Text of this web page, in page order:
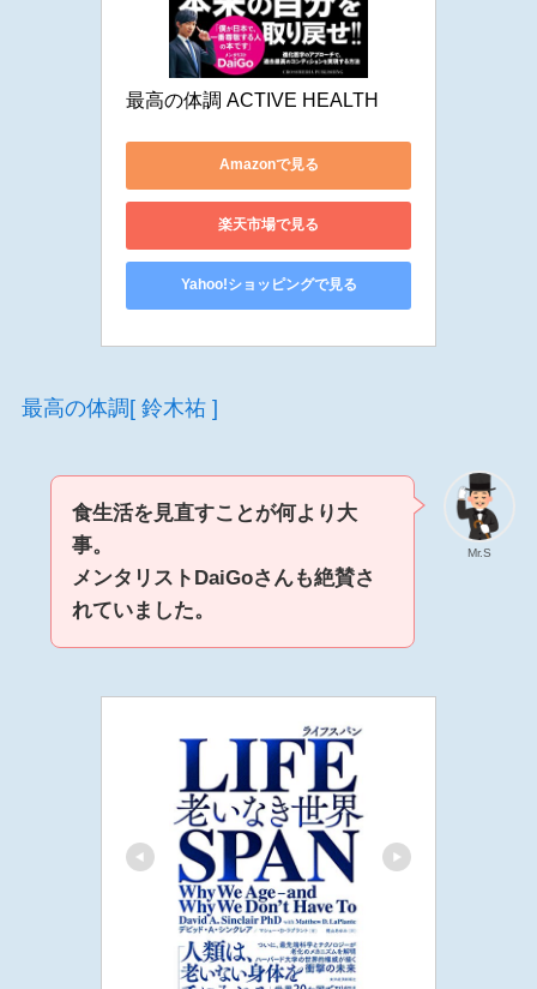
最高の体調 ACTIVE HEALTH
Amazonで見る
楽天市場で見る
Yahoo!ショッピングで見る
最高の体調[ 鈴木祐 ]
Mr.S
食生活を見直すことが何より大
事。
メンタリストDaiGoさんも絶賛さ
れていました。